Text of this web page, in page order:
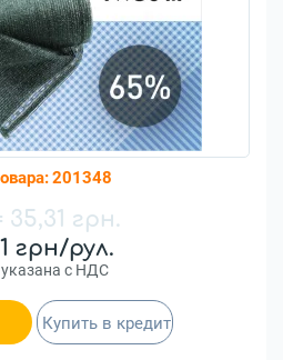
201348
грн/рул.
с НДС
35,31 грн.
Купить в кредит